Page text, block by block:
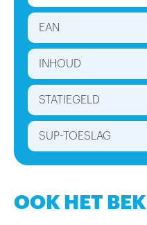
EAN
INHOUD
STATIEGELD
SUP-TOESLAG
OOK HET